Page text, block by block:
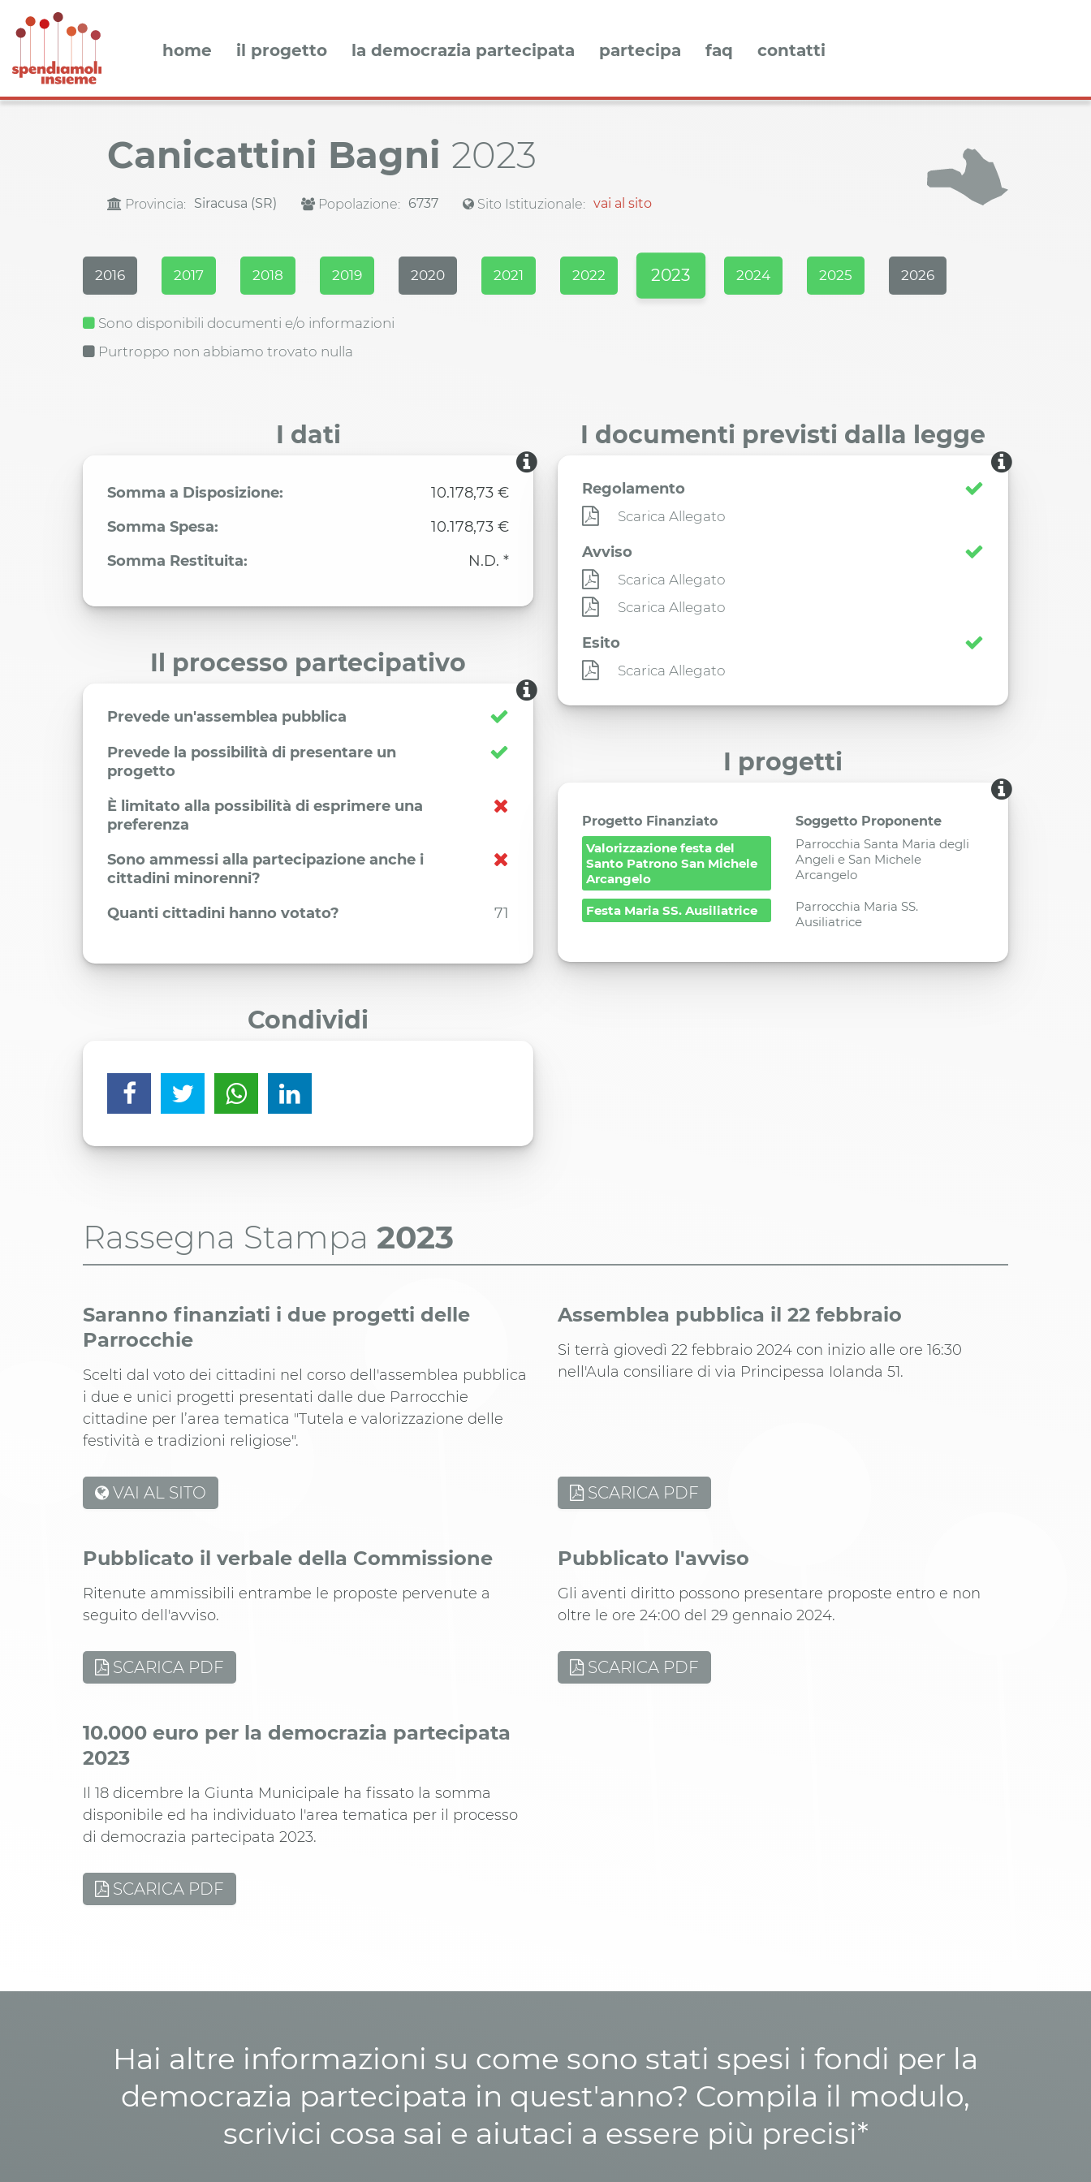
home il progetto la democrazia partecipata partecipa faq contatti
Canicattini Bagni 2023
Provincia: Siracusa (SR) Popolazione: 6737 Sito Istituzionale: vai al sito
2016 2017 2018 2019 2020 2021 2022 2023 2024 2025 2026
Sono disponibili documenti e/o informazioni
Purtroppo non abbiamo trovato nulla
I dati
Somma a Disposizione:
10.178,73 €
Somma Spesa:
10.178,73 €
Somma Restituita:
N.D. *
I documenti previsti dalla legge
Regolamento
Scarica Allegato
Avviso
Scarica Allegato
Scarica Allegato
Esito
Scarica Allegato
Il processo partecipativo
Prevede un'assemblea pubblica
Prevede la possibilità di presentare un
progetto
È limitato alla possibilità di esprimere una
preferenza
Sono ammessi alla partecipazione anche i
cittadini minorenni?
Quanti cittadini hanno votato?
71
I progetti
Progetto Finanziato
Soggetto Proponente
Valorizzazione festa del
Santo Patrono San Michele
Arcangelo
Parrocchia Santa Maria degli
Angeli e San Michele
Arcangelo
Festa Maria SS. Ausiliatrice
Parrocchia Maria SS.
Ausiliatrice
Condividi
Rassegna Stampa 2023
Saranno finanziati i due progetti delle
Parrocchie
Scelti dal voto dei cittadini nel corso dell'assemblea pubblica
i due e unici progetti presentati dalle due Parrocchie
cittadine per l’area tematica "Tutela e valorizzazione delle
festività e tradizioni religiose".
VAI AL SITO
Assemblea pubblica il 22 febbraio
Si terrà giovedì 22 febbraio 2024 con inizio alle ore 16:30
nell'Aula consiliare di via Principessa Iolanda 51.
SCARICA PDF
Pubblicato il verbale della Commissione
Ritenute ammissibili entrambe le proposte pervenute a
seguito dell'avviso.
SCARICA PDF
Pubblicato l'avviso
Gli aventi diritto possono presentare proposte entro e non
oltre le ore 24:00 del 29 gennaio 2024.
SCARICA PDF
10.000 euro per la democrazia partecipata
2023
Il 18 dicembre la Giunta Municipale ha fissato la somma
disponibile ed ha individuato l'area tematica per il processo
di democrazia partecipata 2023.
SCARICA PDF
Hai altre informazioni su come sono stati spesi i fondi per la
democrazia partecipata in quest'anno? Compila il modulo,
scrivici cosa sai e aiutaci a essere più precisi*